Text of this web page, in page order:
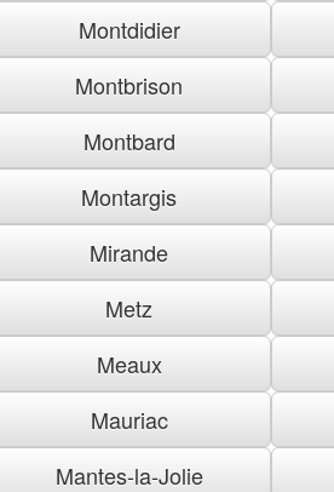
Montdidier
Montbrison
Montbard
Montargis
Mirande
Metz
Meaux
Mauriac
Mantes-la-Jolie